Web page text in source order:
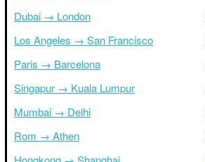
Dubai → London
Los Angeles → San Francisco
Paris → Barcelona
Singapur → Kuala Lumpur
Mumbai → Delhi
Rom → Athen